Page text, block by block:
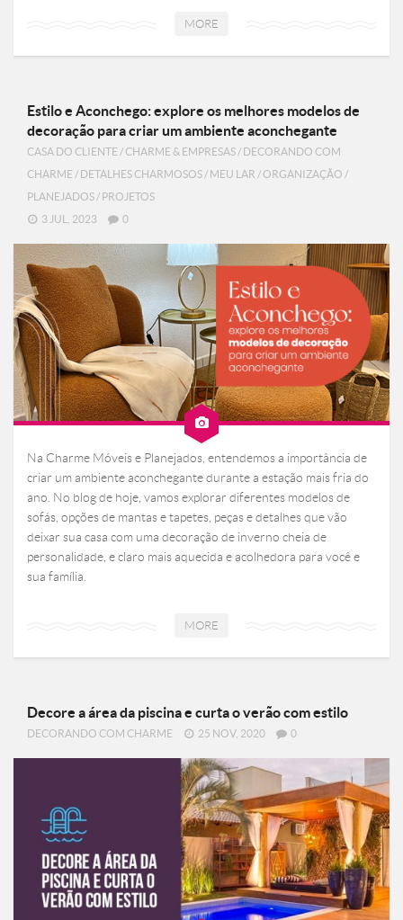
MORE
Estilo e Aconchego: explore os melhores modelos de
decoração para criar um ambiente aconchegante
CASA DO CLIENTE /CHARME & EMPRESAS / DECORANDO COM
CHARME / DETALHES CHARMOSOS / MEU LAR /ORGANIZAÇÃO /
PLANEJADOS / PROJETOS
3 JUL, 2023
0
Na Charme Móveis e Planejados, entendemos a importância de
criar um ambiente aconchegante durante a estação mais fria do
ano. No blog de hoje, vamos explorar diferentes modelos de
sofás, opções de mantas e tapetes, peças e detalhes que vão
deixar sua casa com uma decoração de inverno cheia de
personalidade, e claro mais aquecida e acolhedora para você e
sua família.
MORE
Decore a área da piscina e curta o verão com estilo
DECORANDO COM CHARME 25 NOV, 2020 0